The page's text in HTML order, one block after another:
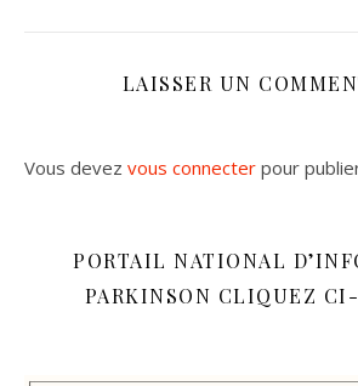
LAISSER UN
Vous devez vous connecter pour
PORTAIL NATIONAL
PARKINSON CLIQUEZ CI-